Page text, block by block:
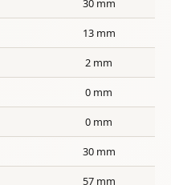
30 mm
13 mm
2 mm
0 mm
0 mm
30 mm
57 mm